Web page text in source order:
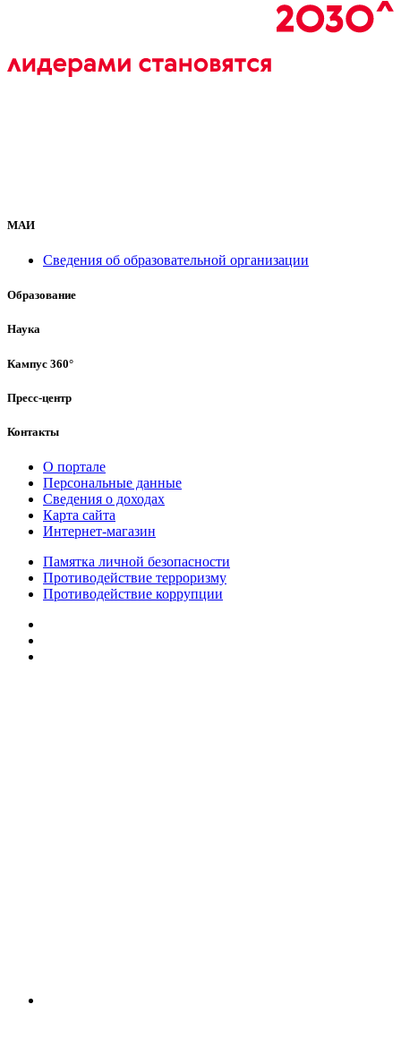
МАИ
Сведения об образовательной организации
Образование
Наука
Кампус 360°
Пресс-центр
Контакты
О портале
Персональные данные
Сведения о доходах
Карта сайта
Интернет-магазин
Памятка личной безопасности
Противодействие терроризму
Противодействие коррупции